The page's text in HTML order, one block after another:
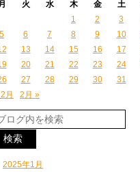
月 火 水 木 金 土
1
2 3
5
6 7 8 9 10
13 14 15 16 17
20 21 22 23 24
27 28 29 30
31
月
2月 »
2025年1月